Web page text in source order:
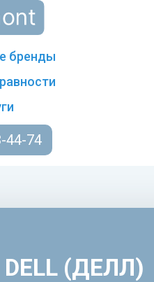
бренды
44-74
(ДЕЛЛ)